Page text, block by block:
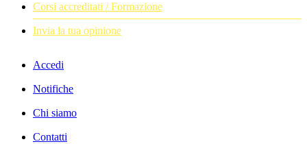
Corsi accreditati / Formazione
Invia la tua opinione
Accedi
Notifiche
Chi siamo
Contatti